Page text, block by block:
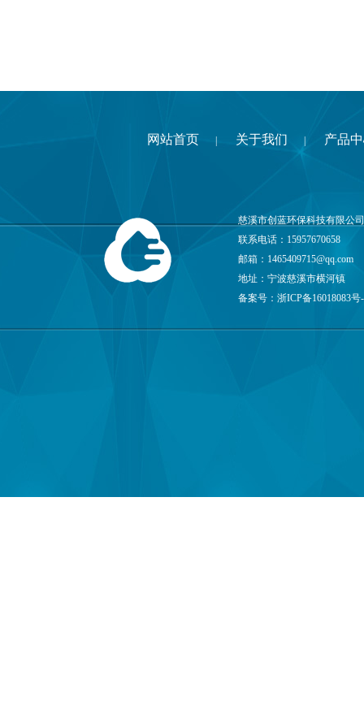
网站首页 关于我们 产品
慈溪市创蓝环保科技有限公
联系电话：15957670658
邮箱： 1465409715@qq.com
地址：宁波慈溪市横河镇
备案号： 浙ICP备16018083号